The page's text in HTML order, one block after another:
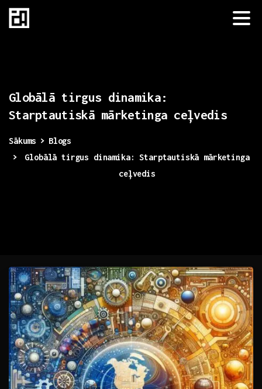
Globālā tirgus dinamika:
Starptautiskā mārketinga ceļvedis
Sākums
Blogs
Globālā tirgus dinamika: Starptautiskā mārketinga
ceļvedis